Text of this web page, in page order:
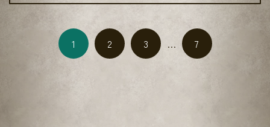
1 2 3 … 7